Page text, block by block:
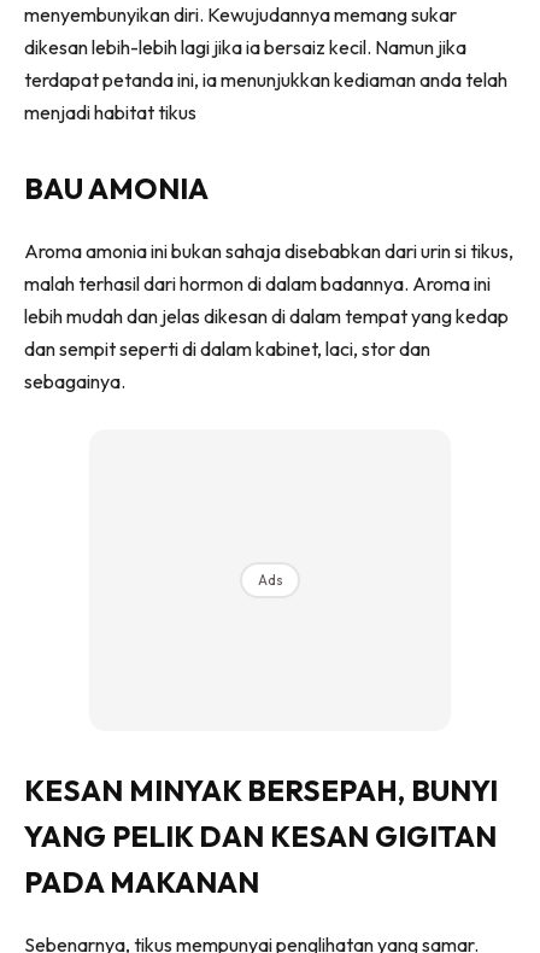
Impiana Makeover
Makeover Ruang Selebriti
Destinasi
Hotel
Hartanah
Landed
Video
Beli Di Mana
Buat Sendiri
Ilham Impiana
Impiana MakeOver
Hub Ideaktiv
menyembunyikan diri. Kewujudannya memang sukar
dikesan lebih-lebih lagi jika ia bersaiz kecil. Namun jika
terdapat petanda ini, ia menunjukkan kediaman anda telah
menjadi habitat tikus
BAU AMONIA
Aroma amonia ini bukan sahaja disebabkan dari urin si tikus,
malah terhasil dari hormon di dalam badannya. Aroma ini
lebih mudah dan jelas dikesan di dalam tempat yang kedap
dan sempit seperti di dalam kabinet, laci, stor dan
sebagainya.
Ads
KESAN MINYAK BERSEPAH, BUNYI
YANG PELIK DAN KESAN GIGITAN
PADA MAKANAN
Sebenarnya, tikus mempunyai penglihatan yang samar.